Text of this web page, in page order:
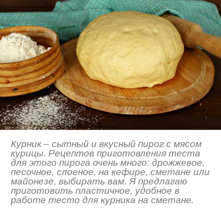
Курник – сытный и вкусный пирог с мясом
курицы. Рецептов приготовления теста
для этого пирога очень много: дрожжевое,
песочное, слоеное, на кефире, сметане или
майонезе, выбирать вам. Я предлагаю
приготовить пластичное, удобное в
работе тесто для курника на сметане.